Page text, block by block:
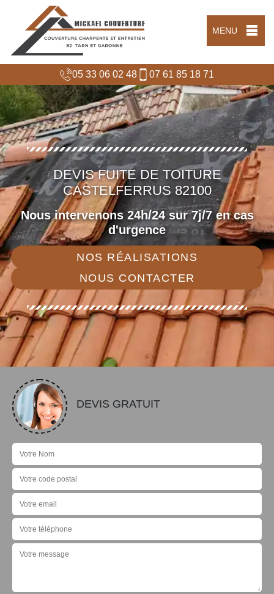
MENU
05 33 06 02 48 07 61 85 18 71
DEVIS FUITE DE TOITURE
CASTELFERRUS 82100
Nous intervenons 24h/24 sur 7j/7 en cas
d'urgence
NOS RÉALISATIONS
NOUS CONTACTER
DEVIS GRATUIT